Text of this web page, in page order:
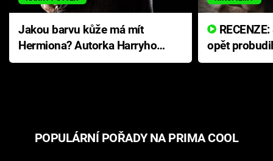
Jakou barvu kůže má mít
Hermiona? Autorka Harryho
Pottera přišla s ráznou
opět
přichází s
POPULÁRNÍ POŘADY NA PRIMA COOL